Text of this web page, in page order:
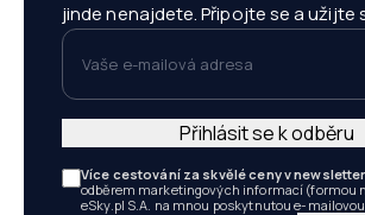
jinde nenajdete. Připojte se a užijte
Vaše e-mailová adresa
Více cestování za skvělé ceny v
odběrem marketingových informací (formou
eSky.pl S.A. na mnou poskytnutou e-
Přihlásit se k odběru